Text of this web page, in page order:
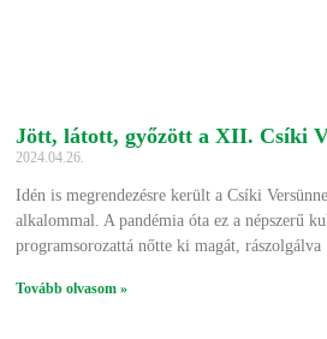
Jött, látott, győzött a XII. Csíki
2024.04.26.
Idén is megrendezésre került a Csíki
alkalommal. A pandémia óta ez a népszerű
programsorozattá nőtte ki magát, rászolgálva
Tovább olvasom »